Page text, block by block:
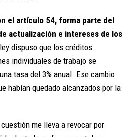
el artículo 54, forma parte del
actualización e intereses de los
dispuso que los créditos
individuales de trabajo se
tasa del 3% anual. Ese cambio
habían quedado alcanzados por la
me lleva a revocar por